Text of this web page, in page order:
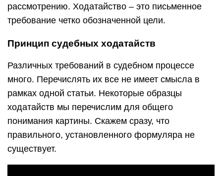
рассмотрению. Ходатайство – это письменное
требование четко обозначенной цели.
Принцип судебных ходатайств
Различных требований в судебном процессе
много. Перечислять их все не имеет смысла в
рамках одной статьи. Некоторые образцы
ходатайств мы перечислим для общего
понимания картины. Скажем сразу, что
правильного, установленного формуляра не
существует.